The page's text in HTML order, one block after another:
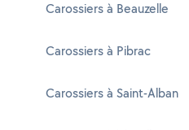
Carossiers à Beauzelle
Carossiers à Pibrac
Carossiers à Saint-Alban